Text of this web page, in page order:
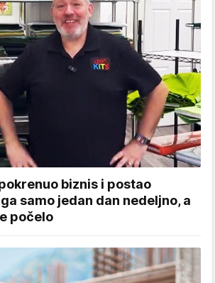
biznis i postao
samo jedan dan nedeljno, a
počelo